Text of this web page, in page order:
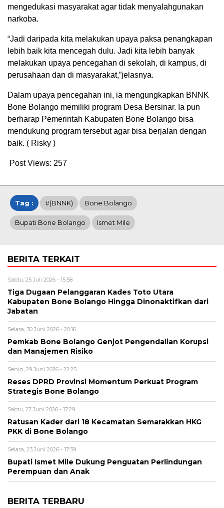
mengedukasi masyarakat agar tidak menyalahgunakan
narkoba.
“Jadi daripada kita melakukan upaya paksa penangkapan
lebih baik kita mencegah dulu. Jadi kita lebih banyak
melakukan upaya pencegahan di sekolah, di kampus, di
perusahaan dan di masyarakat,”jelasnya.
Dalam upaya pencegahan ini, ia mengungkapkan BNNK
Bone Bolango memiliki program Desa Bersinar. Ia pun
berharap Pemerintah Kabupaten Bone Bolango bisa
mendukung program tersebut agar bisa berjalan dengan
baik. ( Risky )
Post Views: 257
Tag : #(BNNK) Bone Bolango
Bupati Bone Bolango Ismet Mile
BERITA TERKAIT
Sabtu, 25 Juli 2026 - 15:58
Tiga Dugaan Pelanggaran Kades Toto Utara
Kabupaten Bone Bolango Hingga Dinonaktifkan dari
Jabatan
Selasa, 30 Juni 2026 - 20:16
Pemkab Bone Bolango Genjot Pengendalian Korupsi
dan Manajemen Risiko
Senin, 29 Juni 2026 - 22:25
Reses DPRD Provinsi Momentum Perkuat Program
Strategis Bone Bolango
Sabtu, 27 Juni 2026 - 17:29
Ratusan Kader dari 18 Kecamatan Semarakkan HKG
PKK di Bone Bolango
Selasa, 23 Juni 2026 - 17:39
Bupati Ismet Mile Dukung Penguatan Perlindungan
Perempuan dan Anak
BERITA TERBARU